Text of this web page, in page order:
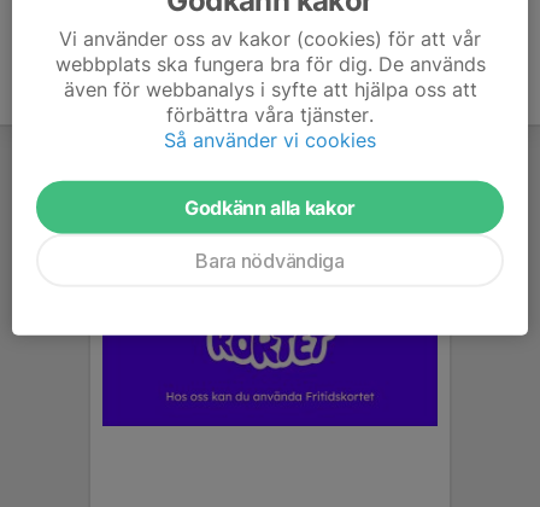
Vi använder oss av kakor (cookies) för att vår
webbplats ska fungera bra för dig. De används
även för webbanalys i syfte att hjälpa oss att
förbättra våra tjänster.
Så använder vi cookies
Godkänn alla kakor
Bara nödvändiga